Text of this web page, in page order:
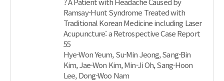
Ramsay-Hunt Syndrome Treated with
Traditional Korean Medicine including Laser
Acupuncture: a Retrospective Case Report
55
Hye-Won Yeum, Su-Min Jeong, Sang-Bin
Kim, Jae-Won Kim, Min-Ji Oh, Sang-Hoon
Lee, Dong-Woo Nam